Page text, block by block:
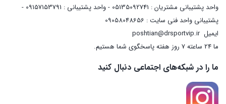
واحد پشتیبانی مشتریان : 05135092741 - واحد پشتیبانی : 09157153791 -
پشتیبانی واحد فنی سایت : 09058048656
ایمیلposhtian@drsportvip.ir
ما 24 ساعته 7 روز هفته پاسخگوی شما هستیم.
ما را در شبکه‌های اجتماعی دنبال کنید